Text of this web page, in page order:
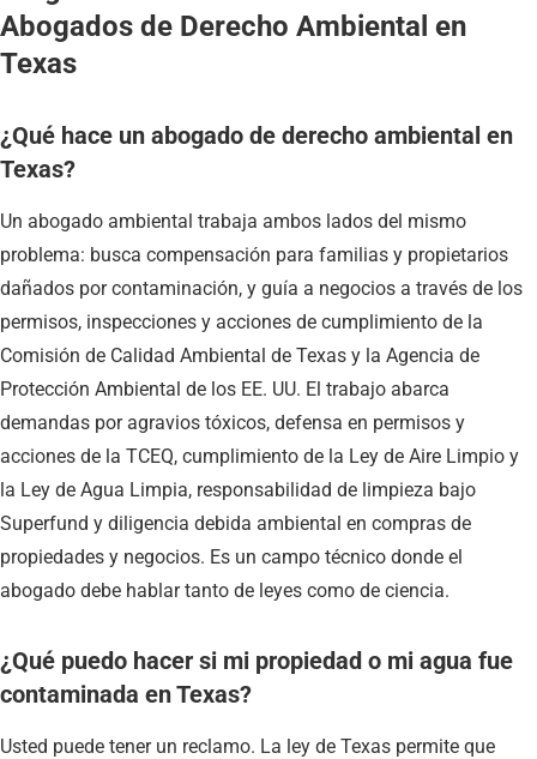
Abogados de Derecho Ambiental en
Texas
¿Qué hace un abogado de derecho ambiental en
Texas?
Un abogado ambiental trabaja ambos lados del mismo
problema: busca compensación para familias y propietarios
dañados por contaminación, y guía a negocios a través de los
permisos, inspecciones y acciones de cumplimiento de la
Comisión de Calidad Ambiental de Texas y la Agencia de
Protección Ambiental de los EE. UU. El trabajo abarca
demandas por agravios tóxicos, defensa en permisos y
acciones de la TCEQ, cumplimiento de la Ley de Aire Limpio y
la Ley de Agua Limpia, responsabilidad de limpieza bajo
Superfund y diligencia debida ambiental en compras de
propiedades y negocios. Es un campo técnico donde el
abogado debe hablar tanto de leyes como de ciencia.
¿Qué puedo hacer si mi propiedad o mi agua fue
contaminada en Texas?
Usted puede tener un reclamo. La ley de Texas permite que